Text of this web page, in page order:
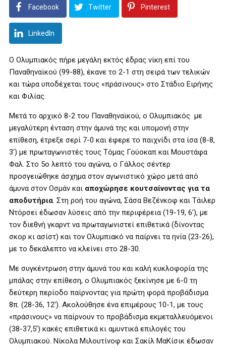
Facebook Twitter Pinterest
LinkedIn
Ο Ολυμπιακός πήρε μεγάλη εκτός έδρας νίκη επί του
Παναθηναϊκού (99-88), έκανε το 2-1 στη σειρά των τελικών
και τώρα υποδέχεται τους «πράσινους» στο Στάδιο Ειρήνης
και Φιλίας.
Μετά το αρχικό 8-2 του Παναθηναϊκού, ο Ολυμπιακός με
μεγαλύτερη ένταση στην άμυνά της και υπομονή στην
επίθεση, έτρεξε σερί 7-0 και έφερε το παιχνίδι στα ίσα (8-8,
3′) με πρωταγωνιστές τους Τόμας Γούοκαπ και Μουστάφα
Φαλ. Στο 5ο λεπτό του αγώνα, ο Γάλλος σέντερ
προσγειώθηκε άσχημα στον αγωνιστικό χώρο μετά από
άμυνα στον Οσμάν και αποχώρησε κουτσαίνοντας για τα
αποδυτήρια. Στη ροή του αγώνα, Σάσα Βεζένκοφ και Τάιλερ
Ντόρσεϊ έδωσαν λύσεις από την περιφέρεια (19-19, 6′), με
τον διεθνή γκαρντ να πρωταγωνιστεί επιθετικά (δίνοντας
σκορ κι ασίστ) και τον Ολυμπιακό να παίρνει τα ηνία (23-26),
με το δεκάλεπτο να κλείνει στο 28-30.
Με συγκέντρωση στην άμυνά του και καλή κυκλοφορία της
μπάλας στην επίθεση, ο Ολυμπιακός ξεκίνησε με 6-0 τη
δεύτερη περίοδο παίρνοντας για πρώτη φορά προβάδισμα
8π. (28-36, 12′). Ακολούθησε ένα επιμέρους 10-1, με τους
«πράσινους» να παίρνουν το προβάδισμα εκμεταλλευόμενοι
(38-37,5′) κακές επιθετικά κι αμυντικά επιλογές του
Ολυμπιακού. Νίκολα Μιλουτίνοφ και Σακίλ ΜαΚίσικ έδωσαν